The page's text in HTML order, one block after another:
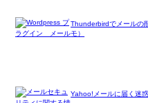
Thunderbirdでメールの
モ）
Yahoo!メールに届く迷